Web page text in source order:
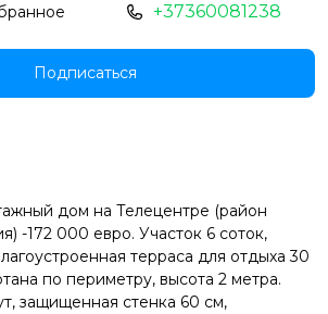
дом на Телецентре (район
-172 000 евро. Участок 6 соток,
терраса для отдыха 30
по периметру, высота 2 метра.
защищенная стенка 60 см,
+37360081238
Подписаться